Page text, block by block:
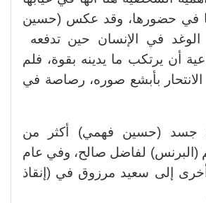
في حضورها، وقد عكس (حسين
في الإنسان حين تدفعه
أن يرتكب ما يدينه بقوة، فلم
بأبشع صوره، رصاصة في
في عام 1984 جسد (حسين فهمي) أكثر من
لفاضل صالح، وفي عام
أخرى إلى سعيد مرزوق في (إنقاذ